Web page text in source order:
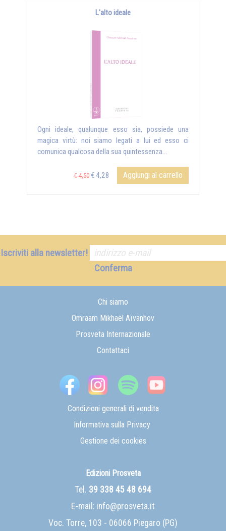
L'alto ideale
Ogni ideale, qualunque esso sia, possiede una
magica virtù: noi siamo legati a lui ed esso ci
comunica qualcosa della sua quintessenza...
€ 4,50 € 4,28 Aggiungi al carrello
Iscriviti alla newsletter!
Conferma
Chi siamo
Omraam Mikhaël Aïvanhov
Prosveta Internazionale
Contattaci
Condizioni generali di vendita
Informativa sulla Privacy
Gestione dei cookies
Edizioni Prosveta
Tel. 39 338 45 48 694
E-mail: info@prosveta.it
Voc. Torre, 103 - 06066 Piegaro (PG)